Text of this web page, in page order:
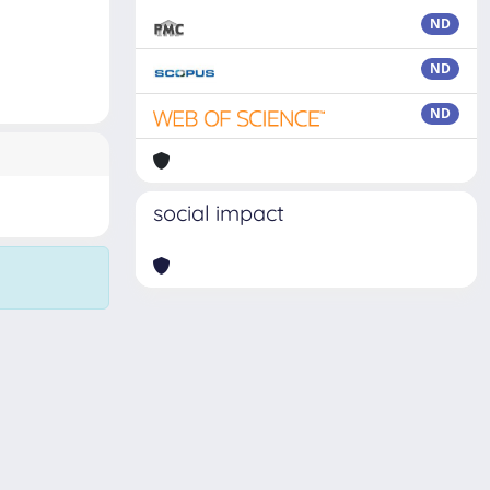
ND
ND
ND
social impact